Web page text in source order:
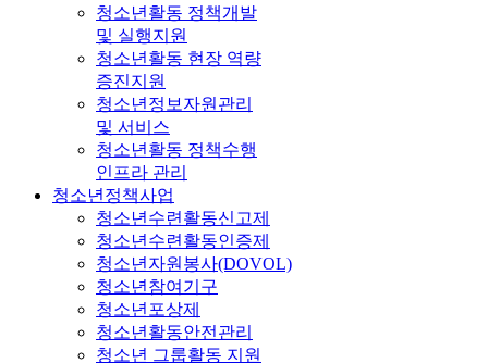
청소년활동 정책개발
및 실행지원
청소년활동 현장 역량
증진지원
청소년정보자원관리
및 서비스
청소년활동 정책수행
인프라 관리
청소년정책사업
청소년수련활동신고제
청소년수련활동인증제
청소년자원봉사(DOVOL)
청소년참여기구
청소년포상제
청소년활동안전관리
청소년 그룹활동 지원